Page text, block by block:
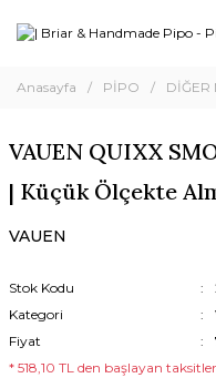
Anasayfa PİPO DİĞER
VAUEN QUIXX
| Küçük Ölçekte
VAUEN
Stok Kodu
Kategori
Fiyat
* 518,10 TL den başlayan